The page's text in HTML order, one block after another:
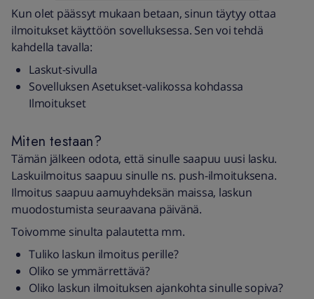
Kun olet päässyt mukaan betaan, sinun täytyy ottaa
ilmoitukset käyttöön sovelluksessa. Sen voi tehdä
kahdella tavalla:
Laskut-sivulla
Sovelluksen Asetukset-valikossa kohdassa
Ilmoitukset
Miten testaan?
Tämän jälkeen odota, että sinulle saapuu uusi lasku.
Laskuilmoitus saapuu sinulle ns. push-ilmoituksena.
Ilmoitus saapuu aamuyhdeksän maissa, laskun
muodostumista seuraavana päivänä.
Toivomme sinulta palautetta mm.
Tuliko laskun ilmoitus perille?
Oliko se ymmärrettävä?
Oliko laskun ilmoituksen ajankohta sinulle sopiva?